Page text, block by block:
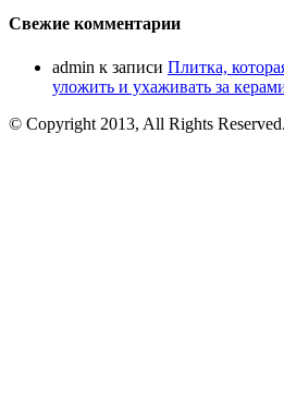
Свежие комментарии
admin к записи Плитка,
уложить и ухаживать за
© Copyright 2013, All Rights Reserved.